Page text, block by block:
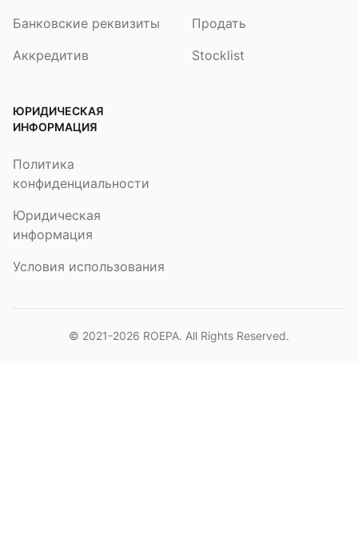
Банковские реквизиты
Аккредитив
Продать
Stocklist
ЮРИДИЧЕСКАЯ
ИНФОРМАЦИЯ
Политика
конфиденциальности
Юридическая
информация
Условия использования
© 2021-2026 ROEPA. All Rights Reserved.